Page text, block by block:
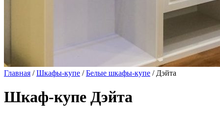
Главная /Шкафы-купе /Белые шкафы-купе / Дэйта
Шкаф-купе Дэйта